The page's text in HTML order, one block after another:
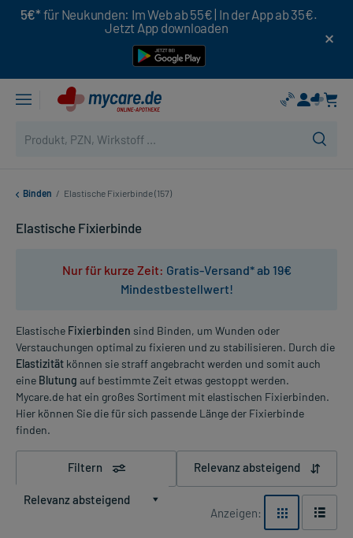
5€* für Neukunden: Im Web ab 55€ | In der App ab 35€.
Jetzt App downloaden
Binden / Elastische Fixierbinde (157)
Elastische Fixierbinde
Nur für kurze Zeit: Gratis-Versand* ab 19€
Mindestbestellwert!
Elastische Fixierbinden sind Binden, um Wunden oder
Verstauchungen optimal zu fixieren und zu stabilisieren. Durch die
Elastizität können sie straff angebracht werden und somit auch
eine Blutung auf bestimmte Zeit etwas gestoppt werden.
Mycare.de hat ein großes Sortiment mit elastischen Fixierbinden.
Hier können Sie die für sich passende Länge der Fixierbinde
finden.
Filtern Relevanz absteigend
Relevanz absteigend
Anzeigen: